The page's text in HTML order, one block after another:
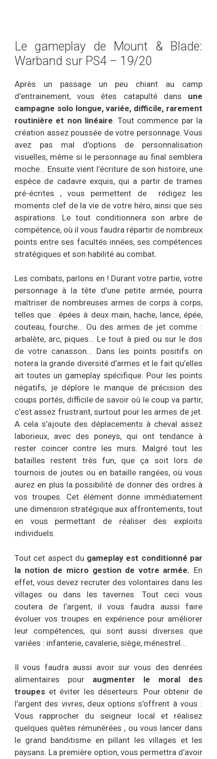
Le gameplay de Mount & Blade:
Warband sur PS4 – 19/20
Après un passage un peu chiant au camp
d’entrainement, vous êtes catapulté dans une
campagne solo longue, variée, difficile, rarement
routinière et non linéaire. Tout commence par la
création assez poussée de votre personnage. Vous
avez pas mal d’options de personnalisation
visuelles, même si le personnage au final semblera
moche… Ensuite vient l’écriture de son histoire, une
espèce de cadavre exquis, qui a partir de trames
pré-écrites , vous permettent de rédigez les
moments clef de la vie de votre héro, ainsi que ses
aspirations. Le tout conditionnera son arbre de
compétence, où il vous faudra répartir de nombreux
points entre ses facultés innées, ses compétences
stratégiques et son habilité au combat.
Les combats, parlons en ! Durant votre partie, votre
personnage à la tête d’une petite armée, pourra
maîtriser de nombreuses armes de corps à corps,
telles que : épées à deux main, hache, lance, épée,
couteau, fourche… Ou des armes de jet comme :
arbalète, arc, piques… Le tout à pied ou sur le dos
de votre canasson… Dans les points positifs on
notera la grande diversité d’armes et le fait qu’elles
ait toutes un gameplay spécifique. Pour les points
négatifs, je déplore le manque de précision des
coups portés, difficile de savoir où le coup va partir,
c’est assez frustrant, surtout pour les armes de jet.
A cela s’ajoute des déplacements à cheval assez
laborieux, avec des poneys, qui ont tendance à
rester coincer contre les murs. Malgré tout les
batailles restent très fun, que ça soit lors de
tournois de joutes ou en bataille rangées, où vous
aurez en plus la possibilité de donner des ordres à
vos troupes. Cet élément donne immédiatement
une dimension stratégique aux affrontements, tout
en vous permettant de réaliser des exploits
individuels.
Tout cet aspect du gameplay est conditionné par
la notion de micro gestion de votre armée. En
effet, vous devez recruter des volontaires dans les
villages ou dans les tavernes. Tout ceci vous
coutera de l’argent, il vous faudra aussi faire
évoluer vos troupes en expérience pour améliorer
leur compétences, qui sont aussi diverses que
variées : infanterie, cavalerie, siège, ménestrel…
Il vous faudra aussi avoir sur vous des denrées
alimentaires pour augmenter le moral des
troupes et éviter les déserteurs. Pour obtenir de
l’argent des vivres, deux options s’offrent à vous :
Vous rapprocher du seigneur local et réalisez
quelques quêtes rémunérées , ou vous lancer dans
le grand banditisme en pillant les villages et les
paysans. La première option, vous permettra d’avoir